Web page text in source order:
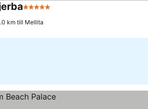
5 Stjärnor
km till Mellita